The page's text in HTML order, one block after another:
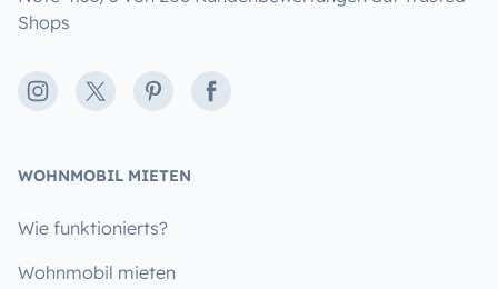
Shops
Instagram
X PinterestFacebook
WOHNMOBIL MIETEN
Wie funktionierts?
Wohnmobil mieten